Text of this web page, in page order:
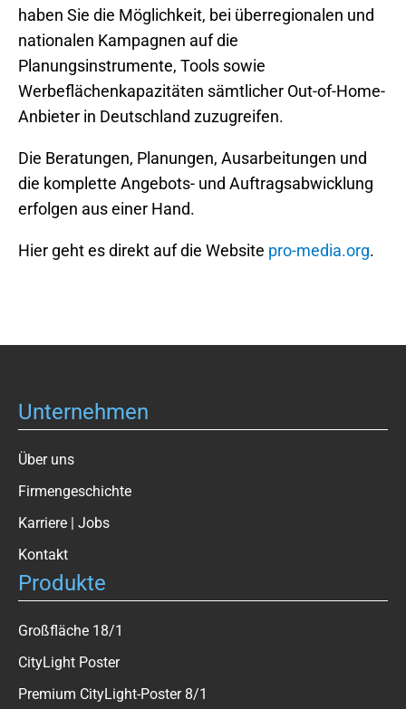
haben Sie die Möglichkeit, bei überregionalen und
nationalen Kampagnen auf die
Planungsinstrumente, Tools sowie
Werbeflächenkapazitäten sämtlicher Out-of-Home-
Anbieter in Deutschland zuzugreifen.
Die Beratungen, Planungen, Ausarbeitungen und
die komplette Angebots- und Auftragsabwicklung
erfolgen aus einer Hand.
Hier geht es direkt auf die Website pro-media.org.
Unternehmen
Über uns
Firmengeschichte
Karriere | Jobs
Kontakt
Produkte
Großfläche 18/1
CityLight Poster
Premium CityLight-Poster 8/1